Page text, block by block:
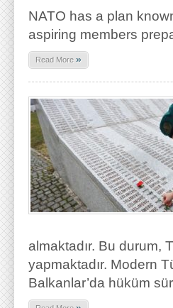
NATO has a plan
aspiring members
Read More »
almaktadır. Bu durum,
yapmaktadır. Modern
Balkanlar’da hüküm